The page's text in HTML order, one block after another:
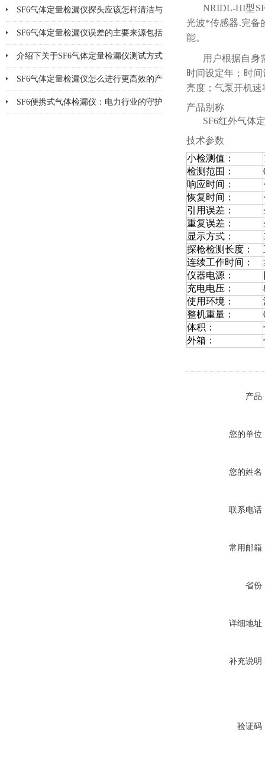
法说明
SF6气体定量检漏仪探头应该怎样清洁与
更换
SF6气体定量检漏仪误差的主要来源包括
哪8个方面
介绍下关于SF6气体定量检漏仪测试方式
的优缺点
SF6气体定量检漏仪怎么进行更高效的产
品检漏?
SF6便携式气体检漏仪：电力行业的守护
NRIDL-HI型
光波*传感器.完备
能。
用户根据自身
时间设定年；时
亮度；气泵开机
产品别称
SF6红外气体
技术参数
小检测值：
检测范围：
响应时间：
恢复时间：
引用误差：
重复误差：
显示方式：
探枪检测长度：
连续工作时间：
仪器电源：
充电电压：
使用环境：
整机重量：
体积：
外箱：
产品
您的单位
您的姓名
联系电话
常用邮箱
省份
详细地址
补充说明
验证码